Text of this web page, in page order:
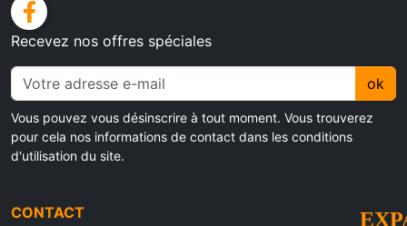
facebook
Recevez nos offres spéciales
ok
Vous pouvez vous désinscrire à tout moment. Vous trouverez
pour cela nos informations de contact dans les conditions
d'utilisation du site.
CONTACT